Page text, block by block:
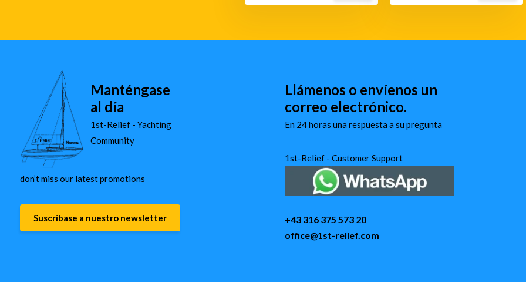
Manténgase
al día
1st-Relief - Yachting
Community
don’t miss our latest promotions
Suscríbase a nuestro newsletter
Llámenos o envíenos un
correo electrónico.
En 24 horas una respuesta a su pregunta
1st-Relief - Customer Support
+43 316 375 573 20
office@1st-relief.com